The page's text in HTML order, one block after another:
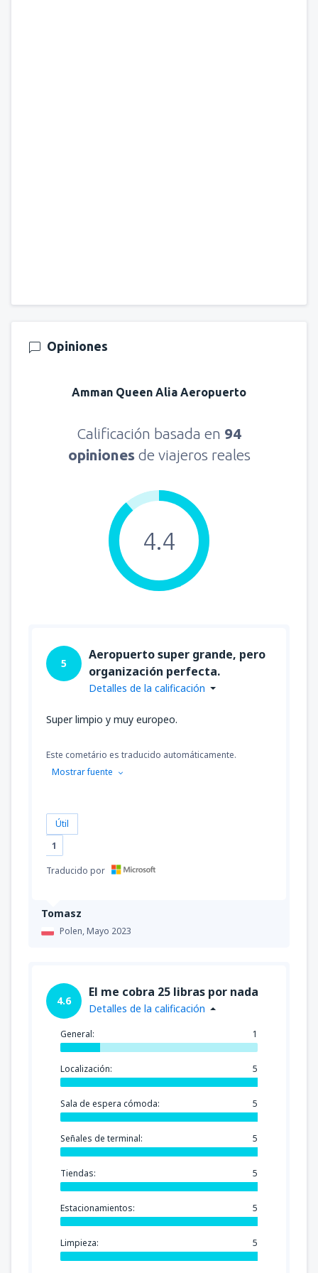
Opiniones
Amman Queen Alia Aeropuerto
Calificación basada en 94
opiniones de viajeros reales
4.4
Tomasz
Polen,Mayo 2023
5
Aeropuerto super grande, pero
organización perfecta.
Detalles de la calificación
Super limpio y muy europeo.
Este cometário es traducido automáticamente.
Mostrar fuente
Útil
1
Traducido por
4.6
El me cobra 25 libras por nada
Detalles de la calificación
General: 1
Localización: 5
Sala de espera cómoda: 5
Señales de terminal: 5
Tiendas: 5
Estacionamientos: 5
Limpieza: 5